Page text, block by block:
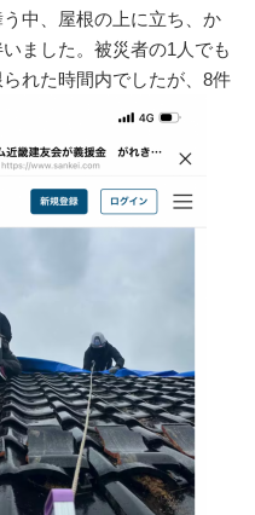
中、屋根の上に立ち、か
ました。被災者の1人でも
れた時間内でしたが、8件